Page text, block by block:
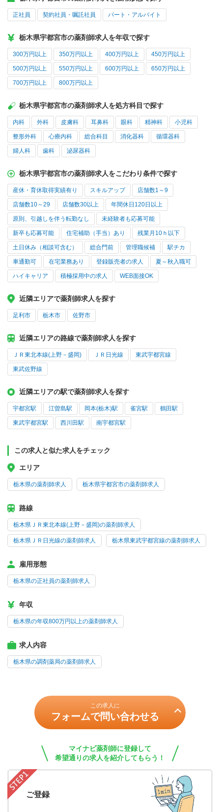
正社員 契約社員・嘱託社員 パート・アルバイト
栃木県宇都宮市の薬剤師求人を年収で探す
300万円以上 350万円以上 400万円以上 450万円以上
500万円以上 550万円以上 600万円以上 650万円以上
700万円以上 800万円以上
栃木県宇都宮市の薬剤師求人を処方科目で探す
内科 外科 皮膚科 耳鼻科 眼科 精神科 小児科
整形外科 心療内科 総合科目 消化器科 循環器科
婦人科 歯科 泌尿器科
栃木県宇都宮市の薬剤師求人をこだわり条件で探す
産休・育休取得実績有り スキルアップ 店舗数1～9
店舗数10～29 店舗数30以上 年間休日120日以上
原則、引越しを伴う転勤なし 未経験者も応募可能
新卒も応募可能 住宅補助（手当）あり 残業月10ｈ以下
土日休み（相談可含む） 総合門前 管理職候補 駅チカ
車通勤可 在宅業務あり 登録販売者の求人 夏～秋入職可
ハイキャリア 積極採用中の求人 WEB面接OK
近隣エリアで薬剤師求人を探す
足利市 栃木市 佐野市
近隣エリアの路線で薬剤師求人を探す
ＪＲ東北本線(上野－盛岡) ＪＲ日光線 東武宇都宮線
東武佐野線
近隣エリアの駅で薬剤師求人を探す
宇都宮駅 江曽島駅 岡本(栃木)駅 雀宮駅 鶴田駅
東武宇都宮駅 西川田駅 南宇都宮駅
この求人と似た求人をチェック
エリア
栃木県の薬剤師求人 栃木県宇都宮市の薬剤師求人
路線
栃木県ＪＲ東北本線(上野－盛岡)の薬剤師求人
栃木県ＪＲ日光線の薬剤師求人 栃木県東武宇都宮線の薬剤師求人
雇用形態
栃木県の正社員の薬剤師求人
年収
栃木県の年収800万円以上の薬剤師求人
求人内容
栃木県の調剤薬局の薬剤師求人
この求人に
フォームで問い合わせる
マイナビ薬剤師に登録して
希望通りの求人を紹介してもらう！
ご登録